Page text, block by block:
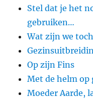
Stel dat je het
gebruiken…
Wat zijn we
Op zijn Fins
Met de helm op
Moeder Aarde,